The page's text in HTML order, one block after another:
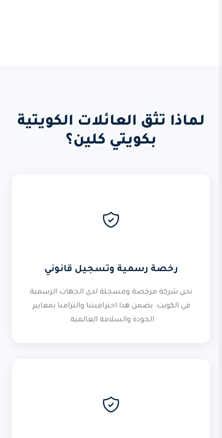
لماذا تثق العائلات الكويتية
بكويتي كلين؟
رخصة رسمية وتسجيل قانوني
نحن شركة مرخصة ومسجلة لدى الجهات الرسمية
في الكويت. يضمن هذا احترافيتنا والتزامنا بمعايير
الجودة والسلامة العالمية.